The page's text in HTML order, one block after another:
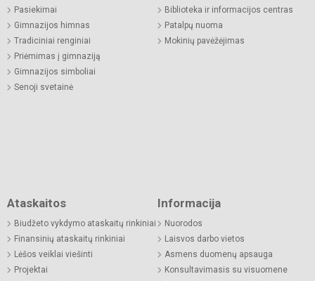
Pasiekimai
Gimnazijos himnas
Tradiciniai renginiai
Priėmimas į gimnaziją
Gimnazijos simboliai
Senoji svetainė
Biblioteka ir informacijos centras
Patalpų nuoma
Mokinių pavėžėjimas
Ataskaitos
Biudžeto vykdymo ataskaitų rinkiniai
Finansinių ataskaitų rinkiniai
Lėšos veiklai viešinti
Projektai
Informacija
Nuorodos
Laisvos darbo vietos
Asmens duomenų apsauga
Konsultavimasis su visuomene